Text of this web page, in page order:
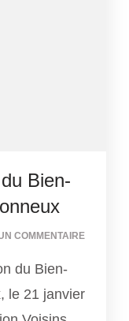
Bien-
COMMENTAIRESYLIANE
du Bien-
le 21 janvier